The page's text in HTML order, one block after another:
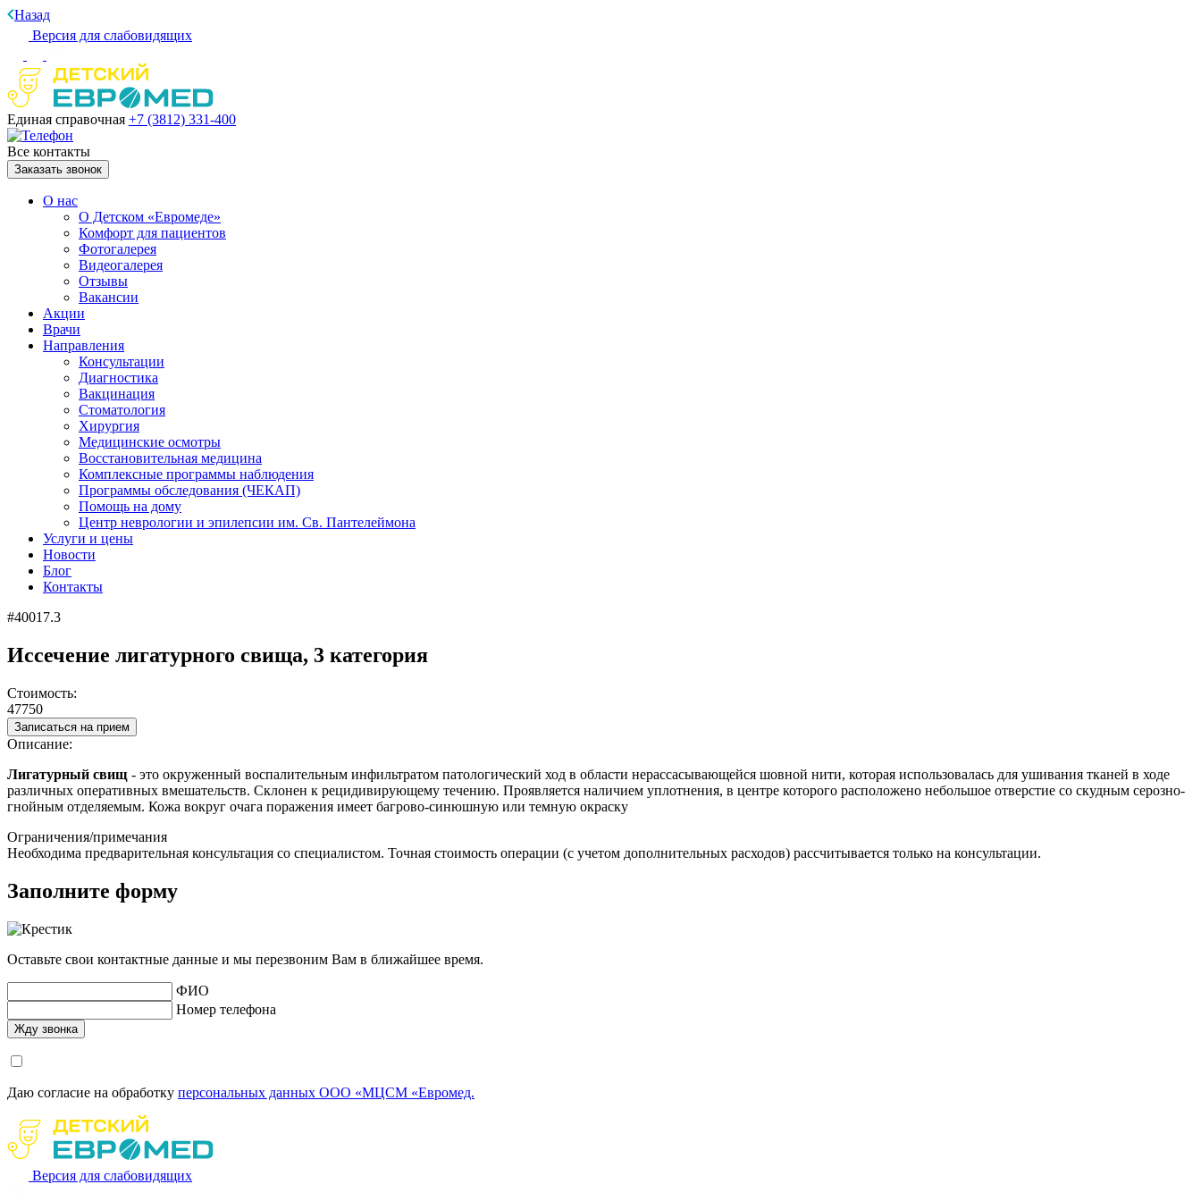
Назад
Версия для слабовидящих
Единая справочная +7 (3812) 331-400
Все контакты
Заказать звонок
О нас
О Детском «Евромеде»
Комфорт для пациентов
Фотогалерея
Видеогалерея
Отзывы
Вакансии
Акции
Врачи
Направления
Консультации
Диагностика
Вакцинация
Стоматология
Хирургия
Медицинские осмотры
Восстановительная медицина
Комплексные программы наблюдения
Программы обследования (ЧЕКАП)
Помощь на дому
Центр неврологии и эпилепсии им. Св. Пантелеймона
Услуги и цены
Новости
Блог
Контакты
#40017.3
Иссечение лигатурного свища, 3 категория
Стоимость:
47750
Записаться на прием
Описание:
Лигатурный свищ - это окруженный воспалительным инфильтратом патологический ход в области нерассасывающейся шовной нити, которая использовалась для ушивания тканей в ходе
различных оперативных вмешательств. Склонен к рецидивирующему течению. Проявляется наличием уплотнения, в центре которого расположено небольшое отверстие со скудным серозно-
гнойным отделяемым. Кожа вокруг очага поражения имеет багрово-синюшную или темную окраску
Ограничения/примечания
Необходима предварительная консультация со специалистом. Точная стоимость операции (с учетом дополнительных расходов) рассчитывается только на консультации.
Заполните форму
Оставьте свои контактные данные и мы перезвоним Вам в ближайшее время.
ФИО
Номер телефона
Даю согласие на обработку персональных данных ООО «МЦСМ «Евромед.
Версия для слабовидящих